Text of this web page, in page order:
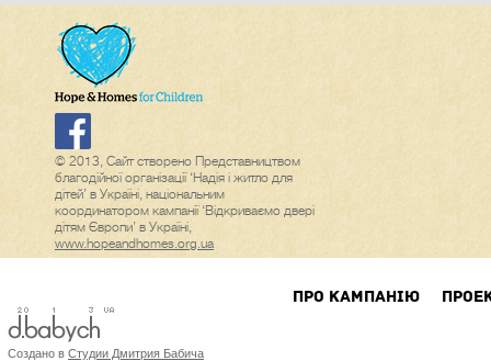
© 2013, Сайт створено Представництвом
благодійної організації ‘Надія і житло для
дітей’ в Україні, національним
координатором кампанії ‘Відкриваємо двері
дітям Європи’ в Україні,
www.hopeandhomes.org.ua
ПРО КАМПАНIЮ
Создано в Студии Дмитрия Бабича